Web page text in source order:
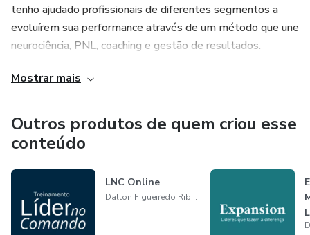
tenho ajudado profissionais de diferentes segmentos a
evoluírem sua performance através de um método que une
neurociência, PNL, coaching e gestão de resultados.
Também sou host do DaltonCast, com mais de 100
público altamente qualificado e maduro.
Se você busca um caminho claro e aplicável para se tornar
um líder diferenciado, você está no lugar certo.
Mostrar mais
Outros produtos de quem criou esse
conteúdo
LNC Online
Dalton Figueiredo Ribeiro